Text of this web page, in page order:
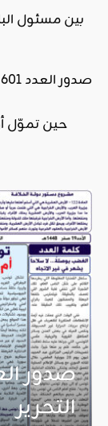
بين مسئول
صدور العدد 601 من جريدة التحرير
حين تموّل
التحرير